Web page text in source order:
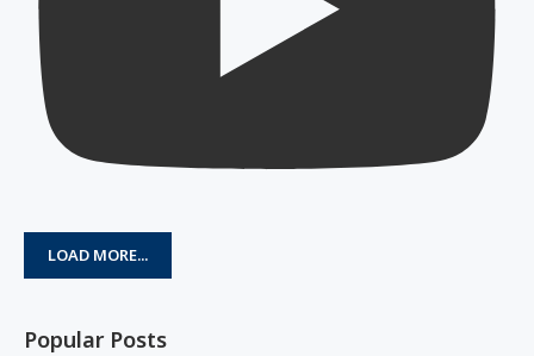
LOAD MORE...
Popular Posts